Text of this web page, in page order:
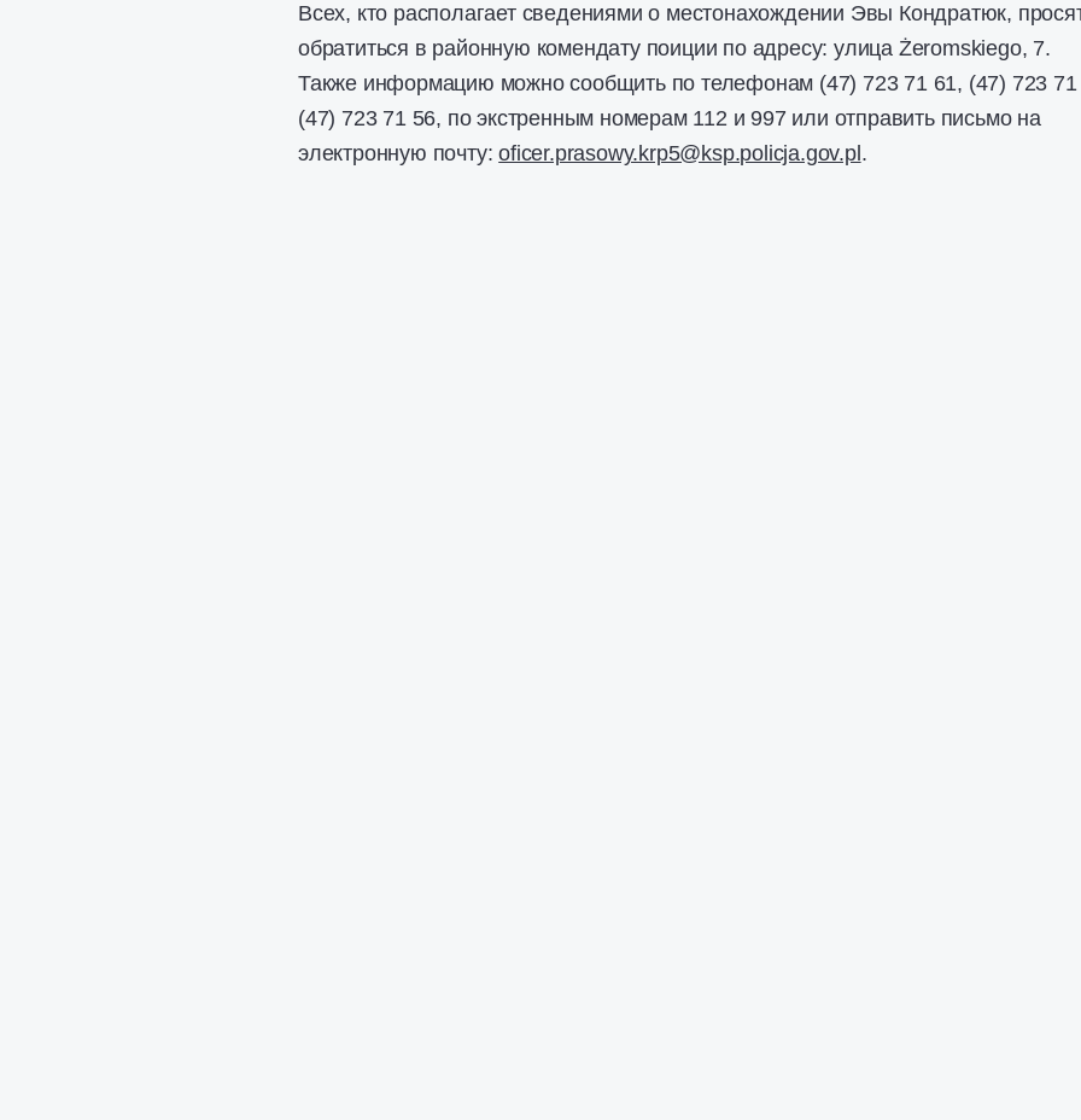
Всех, кто располагает сведениями о местонахождении Эвы Кондратюк,
обратиться в районную комендату поиции по адресу: улица Żeromskiego, 7.
Также информацию можно сообщить по телефонам (47) 723 71 61, (47) 723 71
(47) 723 71 56, по экстренным номерам 112 и 997 или отправить письмо на
электронную почту:oficer.prasowy.krp5@ksp.policja.gov.pl .